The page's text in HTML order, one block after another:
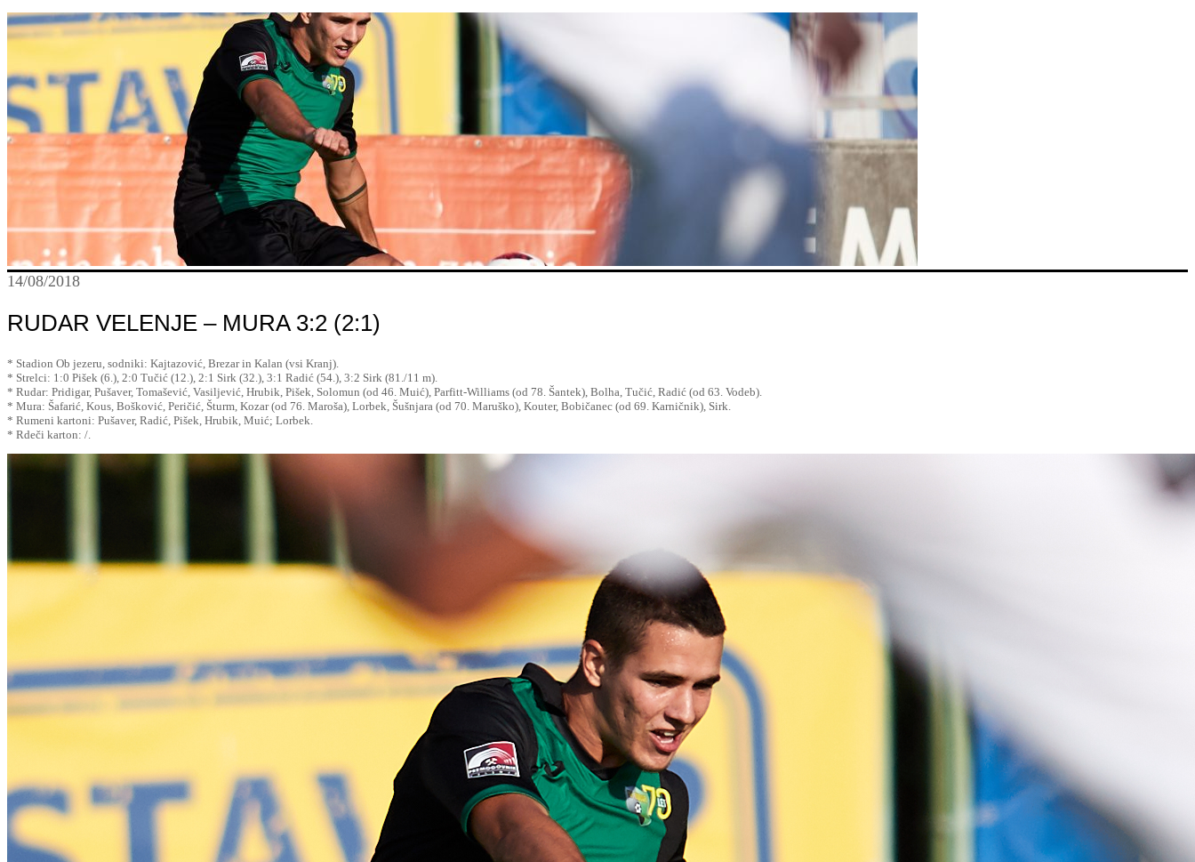
14/08/2018
RUDAR VELENJE – MURA 3:2 (2:1)
* Stadion Ob jezeru, sodniki: Kajtazović, Brezar in Kalan (vsi Kranj).
* Strelci: 1:0 Pišek (6.), 2:0 Tučić (12.), 2:1 Sirk (32.), 3:1 Radić (54.), 3:2 Sirk (81./11 m).
* Rudar: Pridigar, Pušaver, Tomašević, Vasiljević, Hrubik, Pišek, Solomun (od 46. Muić), Parfitt-Williams (od 78. Šantek), Bolha, Tučić, Radić (od 63. Vodeb).
* Mura: Šafarić, Kous, Bošković, Peričić, Šturm, Kozar (od 76. Maroša), Lorbek, Šušnjara (od 70. Maruško), Kouter, Bobičanec (od 69. Karničnik), Sirk.
* Rumeni kartoni: Pušaver, Radić, Pišek, Hrubik, Muić; Lorbek.
* Rdeči karton: /.